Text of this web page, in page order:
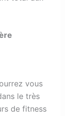
vous
le très
de fitness